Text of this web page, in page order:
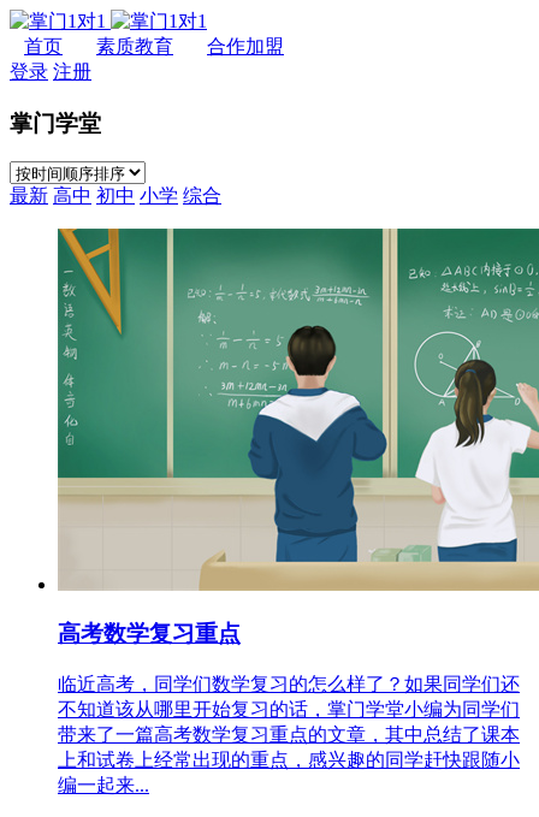
首页 素质教育
合作加盟
登录 注册
掌门学堂
最新 高中 初中 小学 综合
高考数学复习重点
临近高考，同学们数学复习的怎么样了？如果同学们还
不知道该从哪里开始复习的话，掌门学堂小编为同学们
带来了一篇高考数学复习重点的文章，其中总结了课本
上和试卷上经常出现的重点，感兴趣的同学赶快跟随小
编一起来...